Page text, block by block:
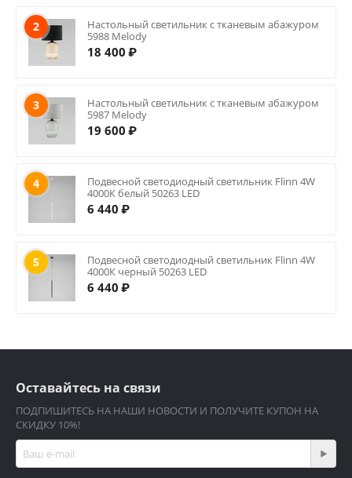
2
Настольный светильник с тканевым абажуром
5988 Melody
18 400 ₽
3
Настольный светильник с тканевым абажуром
5987 Melody
19 600 ₽
4
Подвесной светодиодный светильник Flinn 4W
4000К белый 50263 LED
6 440 ₽
5
Подвесной светодиодный светильник Flinn 4W
4000К черный 50263 LED
6 440 ₽
Оставайтесь на связи
ПОДПИШИТЕСЬ НА НАШИ НОВОСТИ И ПОЛУЧИТЕ КУПОН НА
СКИДКУ 10%!